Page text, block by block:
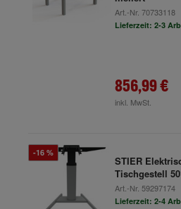
Art.-Nr. 70733118
Lieferzeit: 2-3
856,99 €
inkl. MwSt.
-16 %
STIER
Tischgestell
Art.-Nr. 59297174
Lieferzeit: 2-4